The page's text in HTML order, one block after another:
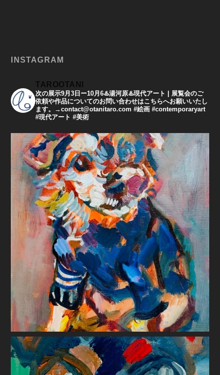
INSTAGRAM
TAROOTANI
次の展示9月3日ー10月6♨️湯河原♨️現代アート | 展覧会のご
依頼や作品についてのお問い合わせはこちらへお願いいたし
ます。→contact@otanitaro.com #絵画 #contemporaryart
#現代アート #美術